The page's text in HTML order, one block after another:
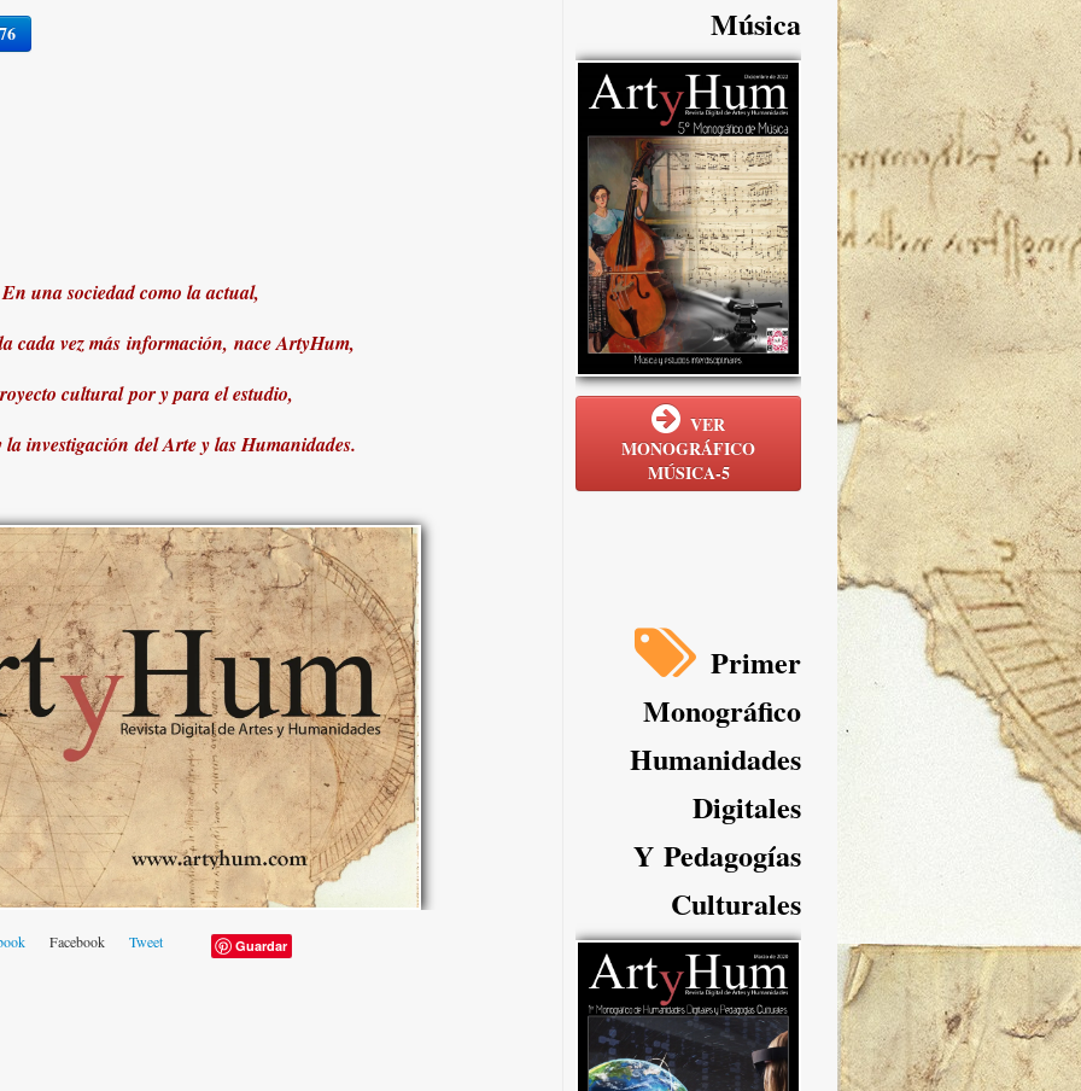
En una sociedad como la actual,
cada vez más información, nace ArtyHum,
cultural por y para el estudio,
investigación del Arte y las Humanidades.
Facebook Tweet Guardar
Música
VER
MONOGRÁFICO
MÚSICA-5
Primer
Monográfico
Humanidades
Digitales
Y Pedagogías
Culturales